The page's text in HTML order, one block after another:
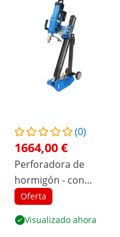
(0)
1664,00 €
Perforadora de
hormigón - con
soporte - 3700 W -
diámetro de
Oferta
Visualizado ahora